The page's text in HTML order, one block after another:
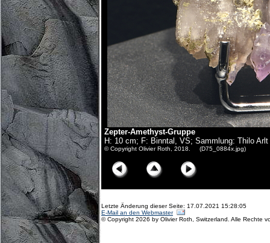
Zepter-Amethyst-Gruppe
H: 10 cm; F: Binntal, VS; Sammlung: Thilo Arlt
© Copyright Olivier Roth, 2018. (D75_0884x.jpg)
Letzte Änderung dieser Seite: 17.07.2021 15:28:05
E-Mail an den Webmaster
© Copyright 2026 by Olivier Roth, Switzerland. Alle Rechte